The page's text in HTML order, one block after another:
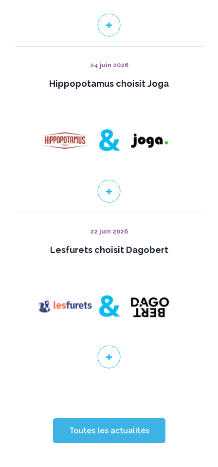
24 juin 2026
Hippopotamus choisit Joga
22 juin 2026
Lesfurets choisit Dagobert
Toutes les actualités